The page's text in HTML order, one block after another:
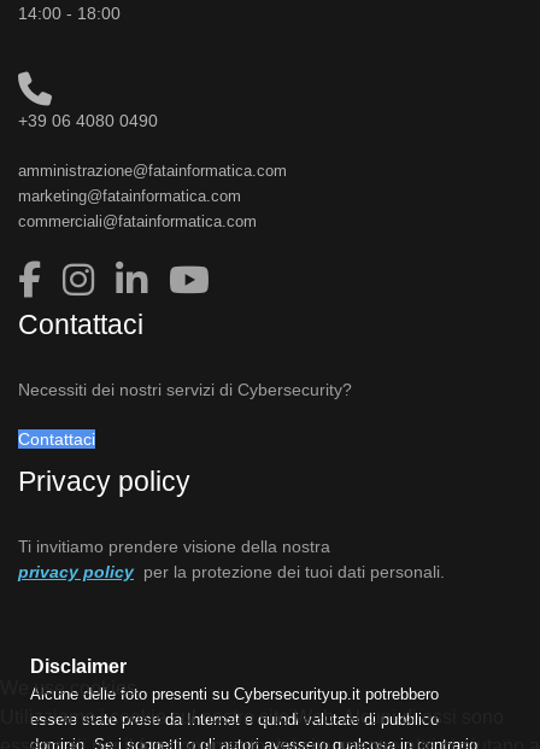
14:00 - 18:00
+39 06 4080 0490
amministrazione@fatainformatica.com
marketing@fatainformatica.com
commerciali@fatainformatica.com
Contattaci
Necessiti dei nostri servizi di Cybersecurity?
Contattaci
Privacy policy
Ti invitiamo prendere visione della nostra
privacy policy per la protezione dei tuoi dati personali.
Disclaimer
Alcune delle foto presenti su Cybersecurityup.it potrebbero
essere state prese da Internet e quindi valutate di pubblico
dominio. Se i soggetti o gli autori avessero qualcosa in contrario
We use cookies
Utilizziamo i cookie sul nostro sito Web. Alcuni di essi sono